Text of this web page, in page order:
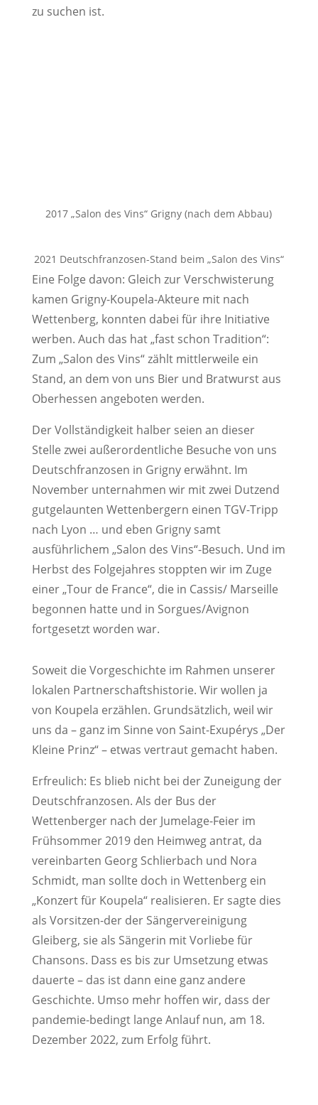
zu suchen ist.
2017 „Salon des Vins“ Grigny (nach dem Abbau)
2021 Deutschfranzosen-Stand beim „Salon des Vins“
Eine Folge davon: Gleich zur Verschwisterung
kamen Grigny-Koupela-Akteure mit nach
Wettenberg, konnten dabei für ihre Initiative
werben. Auch das hat „fast schon Tradition“:
Zum „Salon des Vins“ zählt mittlerweile ein
Stand, an dem von uns Bier und Bratwurst aus
Oberhessen angeboten werden.
Der Vollständigkeit halber seien an dieser
Stelle zwei außerordentliche Besuche von uns
Deutschfranzosen in Grigny erwähnt. Im
November unternahmen wir mit zwei Dutzend
gutgelaunten Wettenbergern einen TGV-Tripp
nach Lyon … und eben Grigny samt
ausführlichem „Salon des Vins“-Besuch. Und im
Herbst des Folgejahres stoppten wir im Zuge
einer „Tour de France“, die in Cassis/ Marseille
begonnen hatte und in Sorgues/Avignon
fortgesetzt worden war.
Soweit die Vorgeschichte im Rahmen unserer
lokalen Partnerschaftshistorie. Wir wollen ja
von Koupela erzählen. Grundsätzlich, weil wir
uns da – ganz im Sinne von Saint-Exupérys „Der
Kleine Prinz“ – etwas vertraut gemacht haben.
Erfreulich: Es blieb nicht bei der Zuneigung der
Deutschfranzosen. Als der Bus der
Wettenberger nach der Jumelage-Feier im
Frühsommer 2019 den Heimweg antrat, da
vereinbarten Georg Schlierbach und Nora
Schmidt, man sollte doch in Wettenberg ein
„Konzert für Koupela“ realisieren. Er sagte dies
als Vorsitzen-der der Sängervereinigung
Gleiberg, sie als Sängerin mit Vorliebe für
Chansons. Dass es bis zur Umsetzung etwas
dauerte – das ist dann eine ganz andere
Geschichte. Umso mehr hoffen wir, dass der
pandemie-bedingt lange Anlauf nun, am 18.
Dezember 2022, zum Erfolg führt.